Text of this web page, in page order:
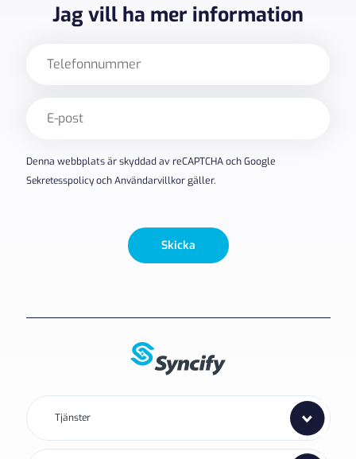
Jag vill ha mer information
post
Denna webbplats är skyddad av reCAPTCHA och Google
SekretesspolicyochAnvändarvillkorgäller.
Skicka
Tjänster